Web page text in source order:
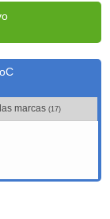
marcas (17)